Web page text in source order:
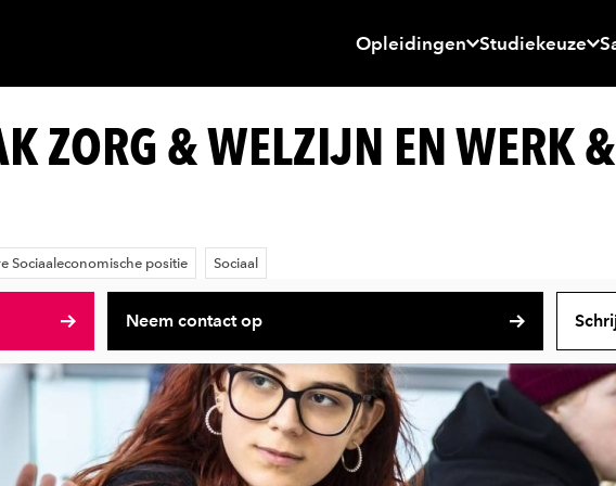
Opleidingen Studiekeuze
ZORG & WELZIJN EN WERK &
Sociaaleconomische positie Sociaal
Neem contact op